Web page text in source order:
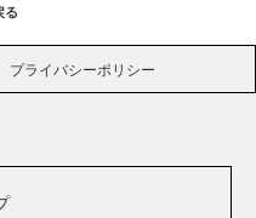
る
プライバシーポリシー